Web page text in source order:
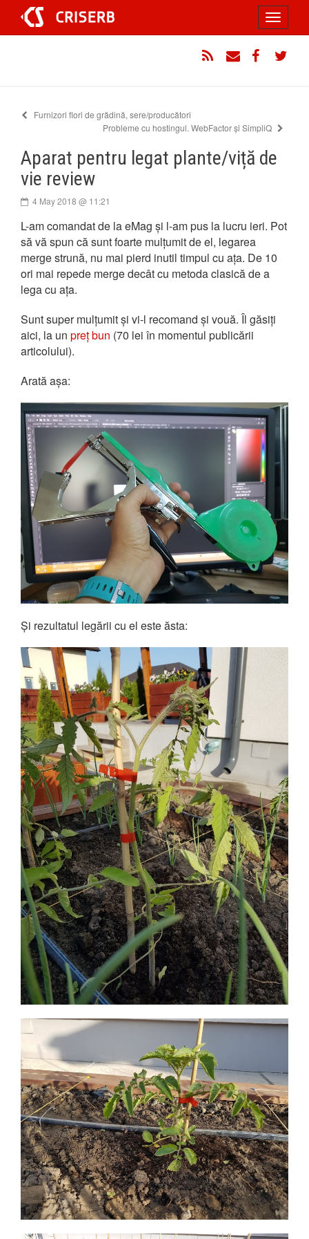
conținut
Toggle
Furnizori flori de grădină, sere/producători
Probleme cu hostingul. WebFactor și SimpliQ
Aparat pentru legat plante/viță de
vie review
4 May 2018 @ 11:21
L-am comandat de la eMag și l-am pus la lucru ieri. Pot
să vă spun că sunt foarte mulțumit de el, legarea
merge strună, nu mai pierd inutil timpul cu ața. De 10
ori mai repede merge decât cu metoda clasică de a
lega cu ața.
Sunt super mulțumit și vi-l recomand și vouă. Îl găsiți
aici, la un preț bun (70 lei în momentul publicării
articolului).
Arată așa:
Și rezultatul legării cu el este ăsta: